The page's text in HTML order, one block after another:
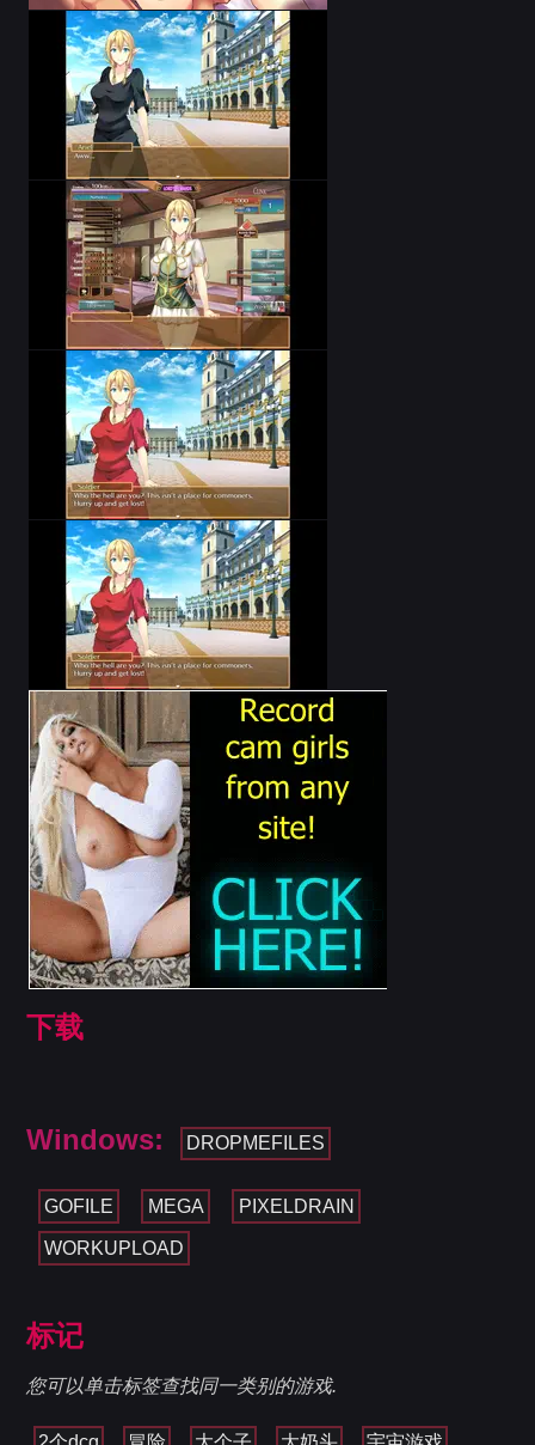
下载
Windows: DROPMEFILES
GOFILE MEGA PIXELDRAIN
WORKUPLOAD
标记
您可以单击标签查找同一类别的游戏.